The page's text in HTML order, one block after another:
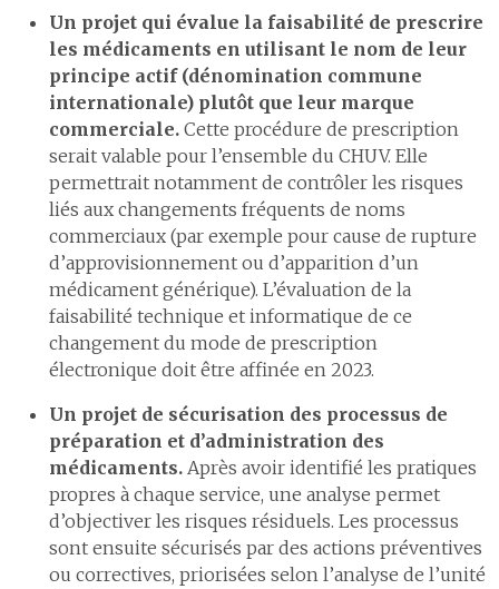
Un projet qui évalue la faisabilité de prescrire
les médicaments en utilisant le nom de leur
principe actif (dénomination commune
internationale) plutôt que leur marque
commerciale. Cette procédure de prescription
serait valable pour l’ensemble du CHUV. Elle
permettrait notamment de contrôler les risques
liés aux changements fréquents de noms
commerciaux (par exemple pour cause de rupture
d’approvisionnement ou d’apparition d’un
médicament générique). L’évaluation de la
faisabilité technique et informatique de ce
changement du mode de prescription
électronique doit être affinée en 2023.
Un projet de sécurisation des processus de
préparation et d’administration des
médicaments. Après avoir identifié les pratiques
propres à chaque service, une analyse permet
d’objectiver les risques résiduels. Les processus
sont ensuite sécurisés par des actions préventives
ou correctives, priorisées selon l’analyse de l’unité